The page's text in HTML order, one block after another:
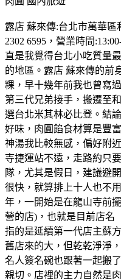
露店 蘇來傳:台北市萬華區
2302 6595，營業時間
直是我覺得台北小吃質量
的地區。露店 蘇來傳的前
粿，早十幾年前我也曾寫
第三代兄弟接手，搬遷至
選台北米其林必比登。結
好味，肉圓餡食材算是豐
神湯我比較無感，偏好附
寺捷運站不遠，走路約只
隊，尤其是假日，建議避
很快，就算排上十人也不
年，一開始是在龍山寺前
營的店)，也就是目前店名
指的是延續第一代店主蘇
舊店來的大，但乾乾淨淨
名人簽名碗也跟著一起搬
親切。店裡的主力自然是